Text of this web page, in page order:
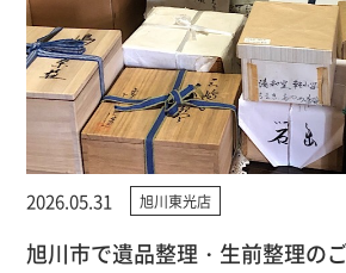
2026.05.31 旭川東光店
旭川市で遺品整理・生前整理の